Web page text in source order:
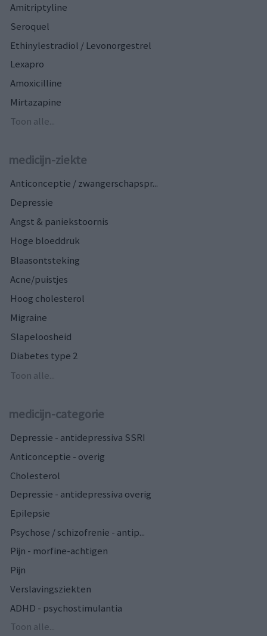
Amitriptyline
Seroquel
Ethinylestradiol / Levonorgestrel
Lexapro
Amoxicilline
Mirtazapine
Toon alle...
medicijn-ziekte
Anticonceptie / zwangerschapspr...
Depressie
Angst & paniekstoornis
Hoge bloeddruk
Blaasontsteking
Acne/puistjes
Hoog cholesterol
Migraine
Slapeloosheid
Diabetes type 2
Toon alle...
medicijn-categorie
Depressie - antidepressiva SSRI
Anticonceptie - overig
Cholesterol
Depressie - antidepressiva overig
Epilepsie
Psychose / schizofrenie - antip...
Pijn - morfine-achtigen
Pijn
Verslavingsziekten
ADHD - psychostimulantia
Toon alle...